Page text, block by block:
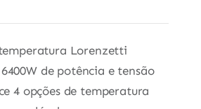
Lorenzetti
de potência e tensão
4 opções de temperatura